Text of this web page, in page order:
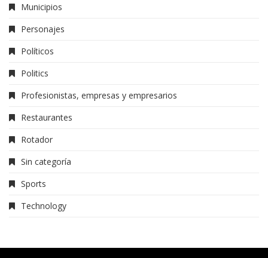
Municipios
Personajes
Políticos
Politics
Profesionistas, empresas y empresarios
Restaurantes
Rotador
Sin categoría
Sports
Technology